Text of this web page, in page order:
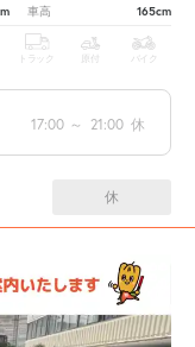
車高 165cm
トラック 原付 バイク
17:00 ～ 21:00 休
休